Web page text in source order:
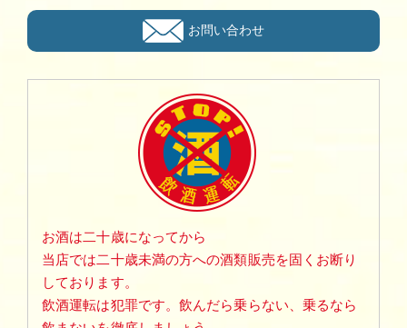
お問い合わせ
お酒は二十歳になってから
当店では二十歳未満の方への酒類販売を固くお断り
しております。
飲酒運転は犯罪です。飲んだら乗らない、乗るなら